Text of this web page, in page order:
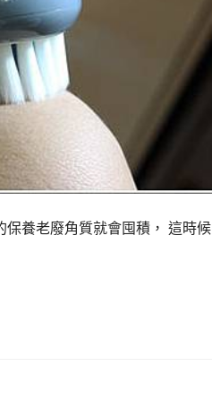
保養老廢角質就會囤積， 這時候